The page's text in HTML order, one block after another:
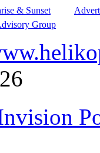
& Sunset
Group